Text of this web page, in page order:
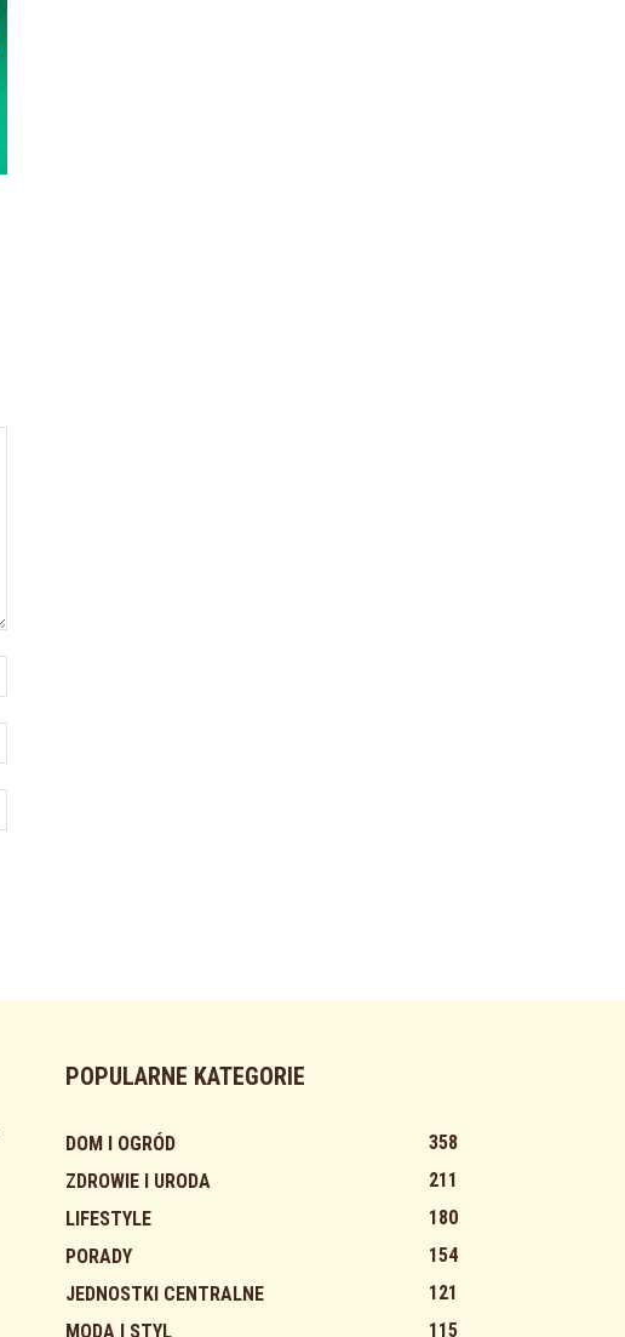
POPULARNE KATEGORIE
DOM I OGRÓD
358
ZDROWIE I URODA
211
LIFESTYLE
180
PORADY
154
JEDNOSTKI CENTRALNE
121
MODA I STYL
115